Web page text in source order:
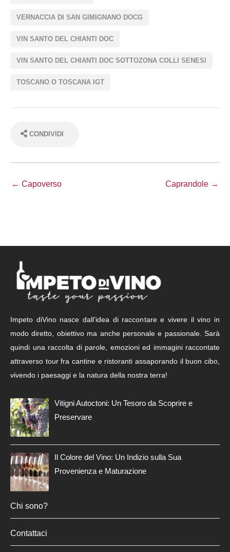
VERNACCIA DI SAN GIMIGNANO DOCG
VIN SANTO DEL CHIANTI DOC
VIN SANTO DEL CHIANTI DOC SOTTOZONA COLLI SENESI
TOSCANO O TOSCANA IGT
CONDIVIDI
← Capoverso Caprandole →
Impeto diVino nasce dall’idea di raccontare e vivere il vino in
modo diretto, obiettivo ma anche personale e passionale. Sarà
quindi una raccolta di parole, emozioni ed immagini raccontate
attraverso tour fra cantine e ristoranti assaporando il buon cibo,
vivendo i paesaggi e la natura della nostra terra!
Vitigni Autoctoni: Un Tesoro da Scoprire e
Preservare
Il Colore del Vino: Un Indizio sulla Sua
Provenienza e Maturazione
Chi sono?
Contattaci